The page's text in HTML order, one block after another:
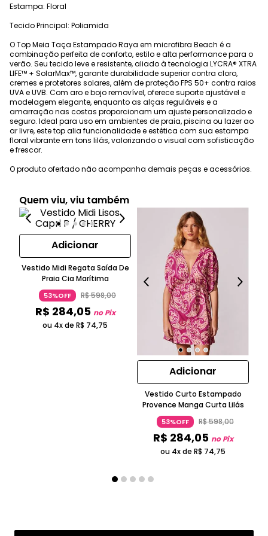
Estampa: Floral
Tecido Principal: Poliamida
O Top Meia Taça Estampado Raya em microfibra Beach é a
combinação perfeita de conforto, estilo e alta performance para o
verão. Seu tecido leve e resistente, aliado à tecnologia LYCRA® XTRA
LIFE™ + SolarMax™, garante durabilidade superior contra cloro,
cremes e protetores solares, além de proteção FPS 50+ contra raios
UVA e UVB. Com aro e bojo removível, oferece suporte ajustável e
modelagem elegante, enquanto as alças reguláveis e a
amarração nas costas proporcionam um ajuste personalizado e
seguro. Ideal para uso em ambientes de praia, piscina ou lazer ao
ar livre, este top alia funcionalidade e estética com sua estampa
floral vibrante em tons lilás, valorizando o visual com sofisticação
e frescor.
O produto ofertado não acompanha demais peças e acessórios.
Quem viu, viu também
Adicionar
Vestido Midi Regata Saída De
Praia Cia Marítima
53%OFF R$598,00
R$ 284,05 no Pix
ou 4x de R$ 74,75
Adicionar
Vestido Curto Estampado
Provence Manga Curta Lilás
53%OFF R$598,00
R$ 284,05 no Pix
ou 4x de R$ 74,75